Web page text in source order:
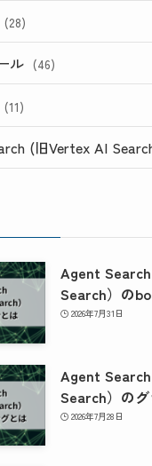
(28)
ル (46)
(11)
(旧Vertex AI
Agent
Search）の
2026年7月31日
Agent
Search）の
2026年7月28日